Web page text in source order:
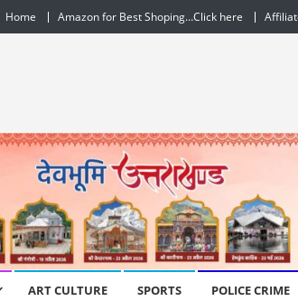
Home Amazon for Best Shoping…Click here
ART CULTURE SPORTS POLICE CRIME